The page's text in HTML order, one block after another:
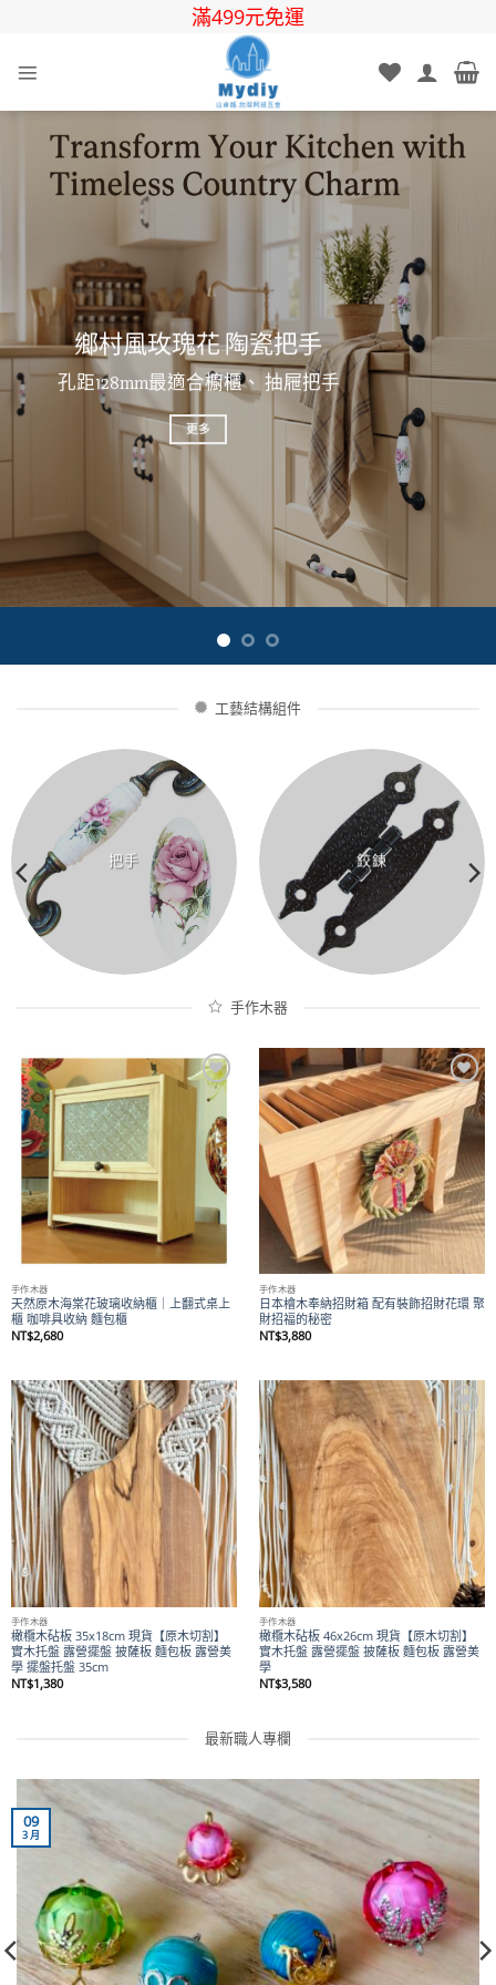
滿499元免運
鄉村風玫瑰花 陶瓷把手
孔距128mm最適合櫥櫃、 抽屜把手
更多
復古陶瓷拉手
安裝在白色歐式五斗櫃或梳妝台上。
鉸鍊
手作木器
Add to
wishlist
手作木器
天然原木海棠花玻璃收納櫃｜上翻式桌上
NT$2,680
Add to
wishlist
手作木器
日本檜木奉納招財箱 配有裝飾招財花環 聚
NT$3,880
Add to
wishlist
手作木器
橄欖木砧板 35x18cm 現貨【原木切割】
實木托盤 露營擺盤 披薩板 麵包板 露營美
Add to
wishlist
手作木器
橄欖木砧板 46x26cm 現貨【原木切割】
實木托盤 露營擺盤 披薩板 麵包板 露營美
NT$3,580
最新職人專欄